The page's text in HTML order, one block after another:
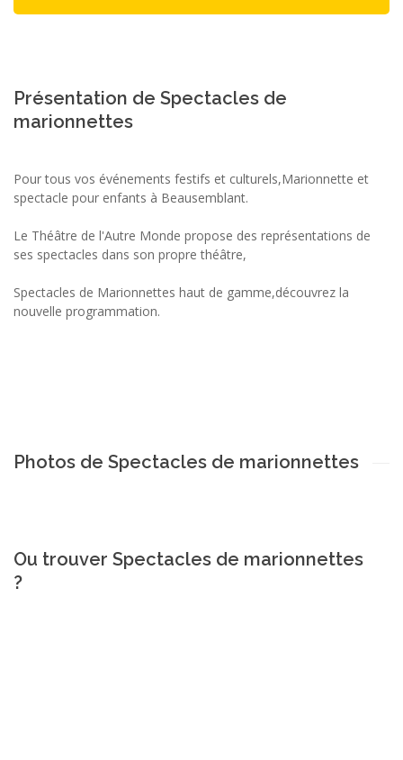
Présentation de Spectacles de
marionnettes
Pour tous vos événements festifs et culturels,Marionnette et
spectacle pour enfants à Beausemblant.
Le Théâtre de l'Autre Monde propose des représentations de
ses spectacles dans son propre théâtre,
Spectacles de Marionnettes haut de gamme,découvrez la
nouvelle programmation.
Photos de Spectacles de marionnettes
Ou trouver Spectacles de marionnettes
?